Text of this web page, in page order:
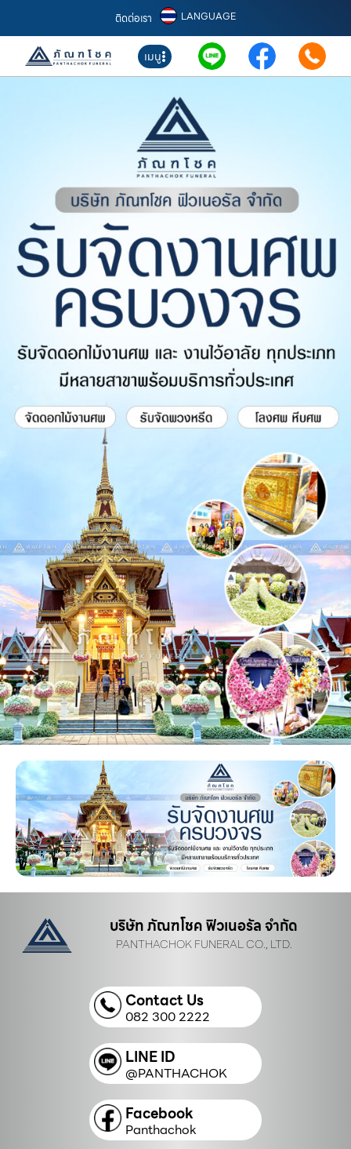
ติดต่อเรา LANGUAGE
เมนู
บริษัท ภัณฑโชค ฟิวเนอรัล จำกัด
PANTHACHOK FUNERAL CO., LTD.
Contact Us
082 300 2222
LINE ID
@PANTHACHOK
Facebook
Panthachok